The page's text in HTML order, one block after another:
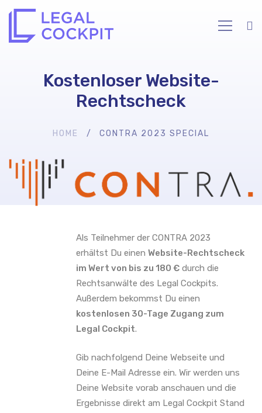
Kostenloser Website-
Rechtscheck
HOME CONTRA 2023 SPECIAL
CONTRA
2023
SpecialAls Teilnehmer der CONTRA 2023
erhältst Du einen Website-Rechtscheck
im Wert von bis zu 180 € durch die
Rechtsanwälte des Legal Cockpits.
Außerdem bekommst Du einen
kostenlosen 30-Tage Zugang zum
Legal Cockpit.
Gib nachfolgend Deine Webseite und
Deine E-Mail Adresse ein. Wir werden uns
Deine Website vorab anschauen und die
Ergebnisse direkt am Legal Cockpit Stand